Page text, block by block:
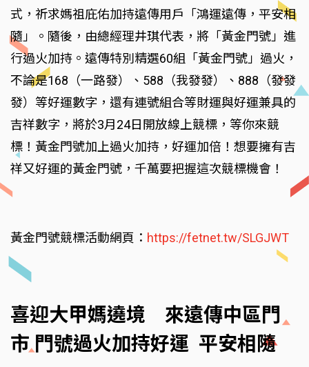
式，祈求媽祖庇佑加持遠傳用戶「鴻運遠傳，平安相
隨」。隨後，由總經理井琪代表，將「黃金門號」進
行過火加持。遠傳特別精選60組「黃金門號」過火，
不論是168（一路發）、588（我發發）、888（發發
發）等好運數字，還有連號組合等財運與好運兼具的
吉祥數字，將於3月24日開放線上競標，等你來競
標！黃金門號加上過火加持，好運加倍！想要擁有吉
祥又好運的黃金門號，千萬要把握這次競標機會！
黃金門號競標活動網頁： https://fetnet.tw/SLGJWT
喜迎大甲媽遶境 來遠傳中區門
市 門號過火加持好運 平安相隨